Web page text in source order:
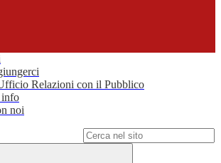
Relazioni con il Pubblico
info
noi